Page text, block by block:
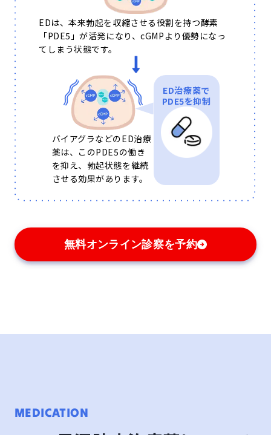
EDは、本来勃起を収縮させる役割を持つ酵素
「PDE5」が活発になり、cGMPより優勢になっ
てしまう状態です。
バイアグラなどのED治療
薬は、このPDE5の働き
を抑え、勃起状態を継続
させる効果があります。
ED治療薬で
PDE5を抑制
無料オンライン診察を予約
MEDICATION